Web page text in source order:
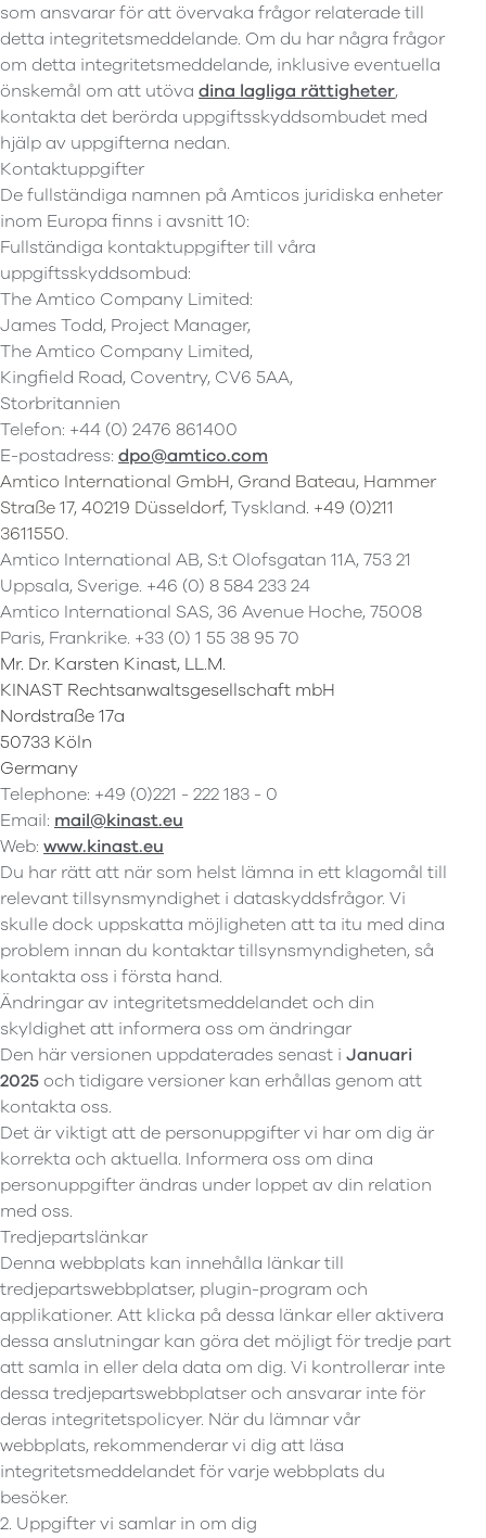
som ansvarar för att övervaka frågor relaterade till
detta integritetsmeddelande. Om du har några frågor
om detta integritetsmeddelande, inklusive eventuella
önskemål om att utöva dina lagliga rättigheter,
kontakta det berörda uppgiftsskyddsombudet med
hjälp av uppgifterna nedan.
Kontaktuppgifter
De fullständiga namnen på Amticos juridiska enheter
inom Europa finns i avsnitt 10:
Fullständiga kontaktuppgifter till våra
uppgiftsskyddsombud:
The Amtico Company Limited:
James Todd, Project Manager,
The Amtico Company Limited,
Kingfield Road, Coventry, CV6 5AA,
Storbritannien
Telefon: +44 (0) 2476 861400
E-postadress: dpo@amtico.com
Amtico International GmbH, Grand Bateau, Hammer
Straße 17, 40219 Düsseldorf,Tyskland. +49 (0)211
3611550.
Amtico International AB, S:t Olofsgatan 11A, 753 21
Uppsala, Sverige. +46 (0) 8 584 233 24
Amtico International SAS, 36 Avenue Hoche, 75008
Paris, Frankrike. +33 (0) 1 55 38 95 70
Mr. Dr. Karsten Kinast, LL.M.
KINAST Rechtsanwaltsgesellschaft mbH
Nordstraße 17a
50733 Köln
Germany
Telephone: +49 (0)221 - 222 183 - 0
Email: mail@kinast.eu
Web: www.kinast.eu
Du har rätt att när som helst lämna in ett klagomål till
relevant tillsynsmyndighet i dataskyddsfrågor. Vi
skulle dock uppskatta möjligheten att ta itu med dina
problem innan du kontaktar tillsynsmyndigheten, så
kontakta oss i första hand.
Ändringar av integritetsmeddelandet och din
skyldighet att informera oss om ändringar
Den här versionen uppdaterades senast i Januari
2025 och tidigare versioner kan erhållas genom att
kontakta oss.
Det är viktigt att de personuppgifter vi har om dig är
korrekta och aktuella. Informera oss om dina
personuppgifter ändras under loppet av din relation
med oss.
Tredjepartslänkar
Denna webbplats kan innehålla länkar till
tredjepartswebbplatser, plugin-program och
applikationer. Att klicka på dessa länkar eller aktivera
dessa anslutningar kan göra det möjligt för tredje part
att samla in eller dela data om dig. Vi kontrollerar inte
dessa tredjepartswebbplatser och ansvarar inte för
deras integritetspolicyer. När du lämnar vår
webbplats, rekommenderar vi dig att läsa
integritetsmeddelandet för varje webbplats du
besöker.
2. Uppgifter vi samlar in om dig